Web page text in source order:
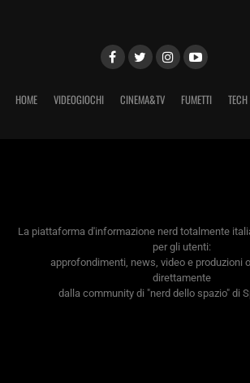
HOME VIDEOGIOCHI CINEMA&TV FUMETTI TECH
La piattaforma d'informazione nerd totalmente
per gli utenti:
approfondimenti, news, video e produzioni
direttamente
dalla community di "nerd dello spazio" di